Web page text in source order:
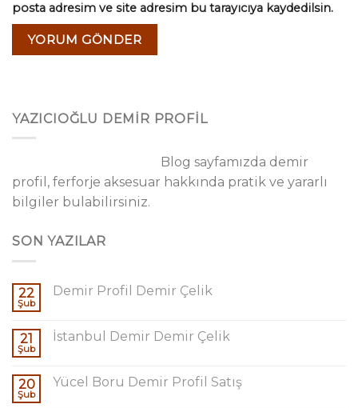
posta adresim ve site adresim bu tarayıcıya kaydedilsin.
YAZICIOĞLU DEMİR PROFİL
Blog sayfamızda demir
profil, ferforje aksesuar hakkında pratik ve yararlı
bilgiler bulabilirsiniz.
SON YAZILAR
22
Şub
Demir Profil Demir Çelik
21
Şub
İstanbul Demir Demir Çelik
20
Şub
Yücel Boru Demir Profil Satış